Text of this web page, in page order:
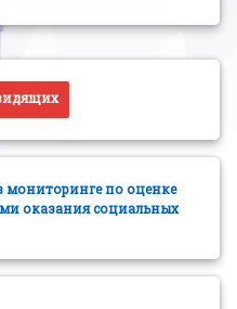
мониторинге по оценке
оказания социальных